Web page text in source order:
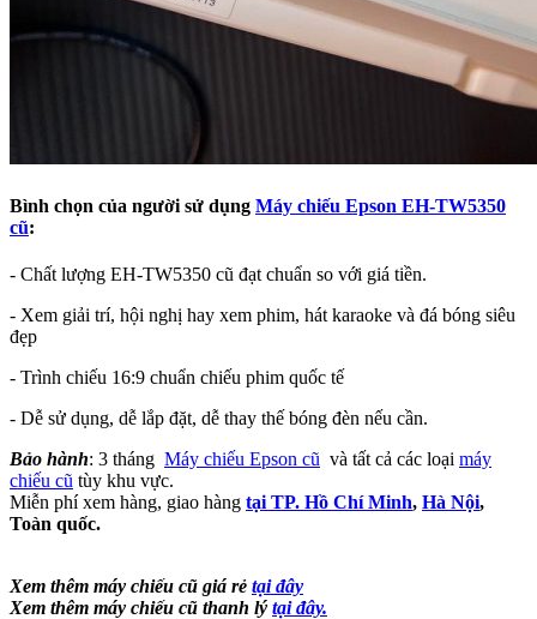
Bình chọn của người sử dụng Máy chiếu Epson EH-TW5350
cũ:
- Chất lượng EH-TW5350 cũ đạt chuẩn so với giá tiền.
- Xem giải trí, hội nghị hay xem phim, hát karaoke và đá bóng siêu
đẹp
- Trình chiếu 16:9 chuẩn chiếu phim quốc tế
- Dễ sử dụng, dễ lắp đặt, dễ thay thế bóng đèn nếu cần.
Bảo hành: 3 tháng Máy chiếu Epson cũ và tất cả các loại máy
chiếu cũ tùy khu vực.
Miễn phí xem hàng, giao hàng tại TP. Hồ Chí Minh, Hà Nội,
Toàn quốc.
Xem thêm máy chiếu cũ giá rẻ tại đây
Xem thêm máy chiếu cũ thanh lý tại đây.